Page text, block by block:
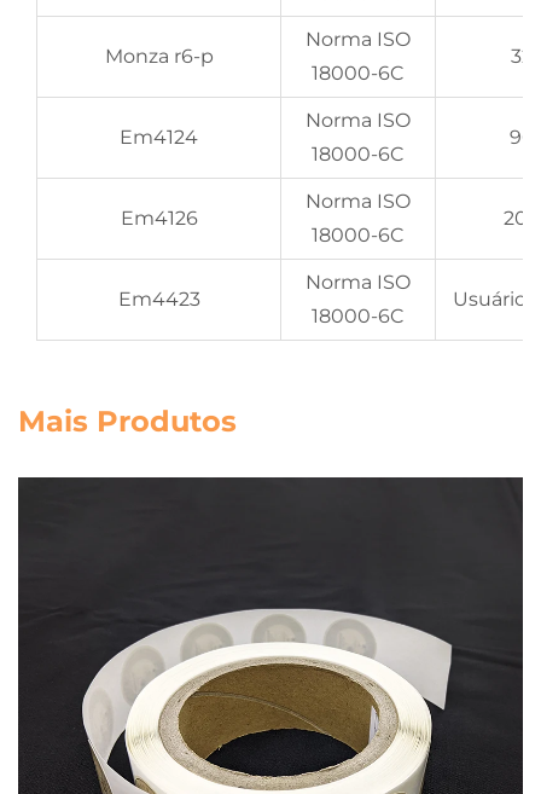
Monza r6-p
Norma ISO
18000-6C
32
Em4124
Norma ISO
18000-6C
96
Em4126
Norma ISO
18000-6C
Em4423
Norma ISO
18000-6C
Usuário
Mais Produtos